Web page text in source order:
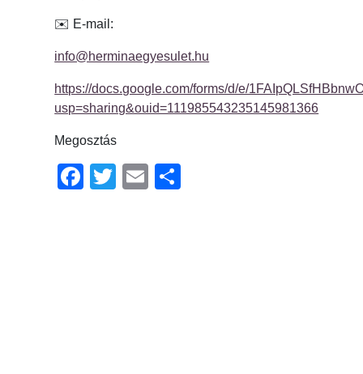
✉️ E-mail:
info@herminaegyesulet.hu
https://docs.google.com/forms/d/e/
usp=sharing&ouid=111985543235145981366
Megosztás
Facebook
TwitterEmail